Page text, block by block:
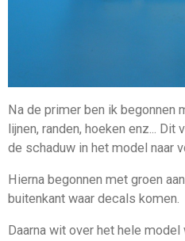
Na de primer ben ik begonnen
lijnen, randen, hoeken enz...
de schaduw in het model naar
Hierna begonnen met groen
buitenkant waar decals komen.
Daarna wit over het hele